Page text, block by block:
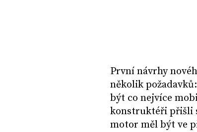
První návrhy
několik
být co nejvíce
konstruktéři přišli
motor měl být ve